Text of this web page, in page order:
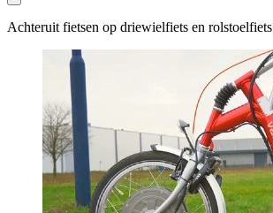
Achteruit fietsen op driewielfiets en rolstoelfiets